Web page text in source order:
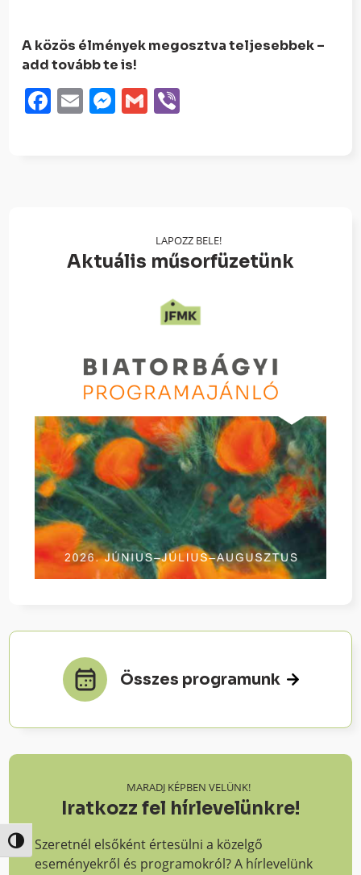
Nagy kontraszt váltása
A közös élmények megosztva teljesebbek –
add tovább te is!
Facebook
EmailMessenger
Gmail
LAPOZZ BELE!
Aktuális műsorfüzetünk
Összes programunk
MARADJ KÉPBEN VELÜNK!
Iratkozz fel hírlevelünkre!
Szeretnél elsőként értesülni a közelgő
eseményekről és programokról? A hírlevelünk